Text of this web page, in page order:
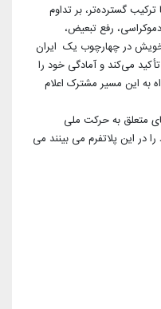
ترکیب گسترده‌تر، بر تداوم
رفع تبعیض،
در چهارچوب یک ایران
می‌کند و آمادگی خود را
به این مسیر مشترک اعلام
متعلق به حرکت ملی
در این پلاتفرم می بینند می